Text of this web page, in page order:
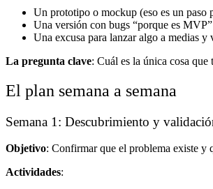
Un prototipo o mockup (eso es un paso
Una versión con bugs “porque es
Una excusa para lanzar algo a medias y
La pregunta clave: Cuál es la única cosa
El plan semana a semana
Semana 1: Descubrimiento y
Objetivo: Confirmar que el problema existe y
Actividades: